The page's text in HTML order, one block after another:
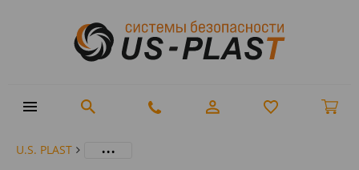
U.S. PLAST ...